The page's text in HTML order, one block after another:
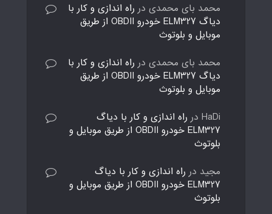
محمد بای محمدی در راه اندازی و کار با
دیاگ ELM327 خودرو OBDII از طریق
موبایل و بلوتوث
محمد بای محمدی در راه اندازی و کار با
دیاگ ELM327 خودرو OBDII از طریق
موبایل و بلوتوث
HaDi در راه اندازی و کار با دیاگ
ELM327 خودرو OBDII از طریق موبایل و
بلوتوث
مجید در راه اندازی و کار با دیاگ
ELM327 خودرو OBDII از طریق موبایل و
بلوتوث